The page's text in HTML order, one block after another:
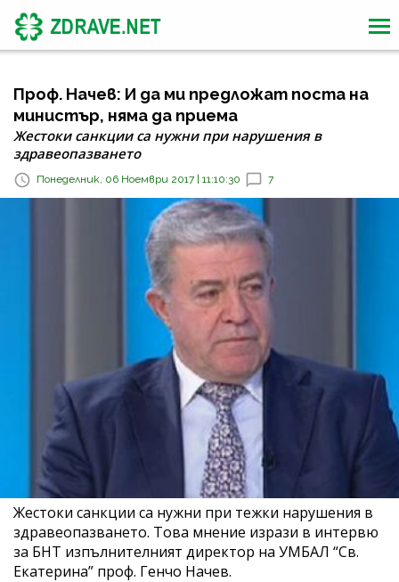
Проф. Начев: И да ми предложат поста на
министър, няма да приема
Жестоки санкции са нужни при нарушения в
здравеопазването
Понеделник, 06 Ноември 2017 | 11:10:30 7
Жестоки санкции са нужни при тежки нарушения в
здравеопазването. Това мнение изрази в интервю
за БНТ изпълнителният директор на УМБАЛ “Св.
Екатерина” проф. Генчо Начев.